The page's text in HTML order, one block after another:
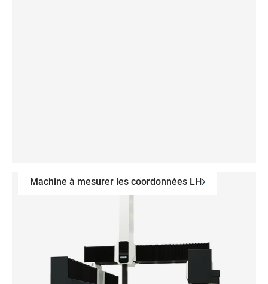
Machine à mesurer les coordonnées LH